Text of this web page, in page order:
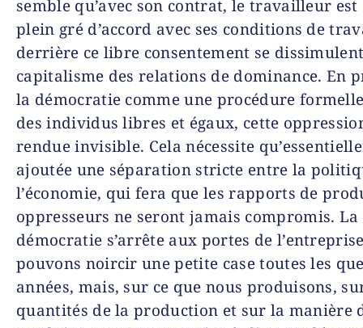
semble qu’avec son contrat, le travailleur est
plein gré d’accord avec ses conditions de
derrière ce libre consentement se
capitalisme des relations de dominance. En
la démocratie comme une procédure
des individus libres et égaux, cette
rendue invisible. Cela nécessite
ajoutée une séparation stricte entre la
l’économie, qui fera que les rapports de
oppresseurs ne seront jamais compromis. La
démocratie s’arrête aux portes de
pouvons noircir une petite case toutes les
années, mais, sur ce que nous produisons,
quantités de la production et sur la manière